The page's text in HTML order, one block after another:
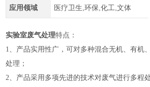
应用领域 医疗卫生,环保,化工,文体
实验室废气处理特点：
1、产品实用性广，可对多种混合无机、有机
处理；
2、产品采用多项先进的技术对废气进行多程